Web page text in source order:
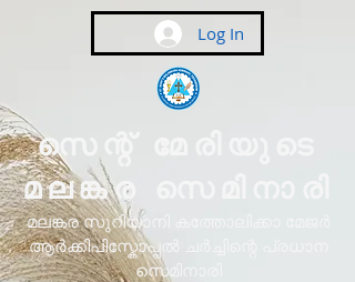
Log In
സെന്റ് മേരിയുടെ
മലങ്കര സെമിനാരി
മലങ്കര സുറിയാനി കത്തോലിക്കാ മേജർ
ആർക്കിപിസ്കോപ്പൽ ചർച്ചിന്റെ പ്രധാന
സെമിനാരി